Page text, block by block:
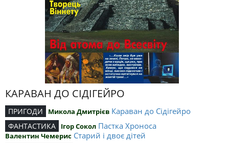
КАРАВАН ДО СІДІГЕЙРО
ПРИГОДИ Микола Дмитрієв Караван до Сідігейро
ФАНТАСТИКА Ігор Сокол Пастка Хроноса
Валентин Чемерис Старий і двоє дітей